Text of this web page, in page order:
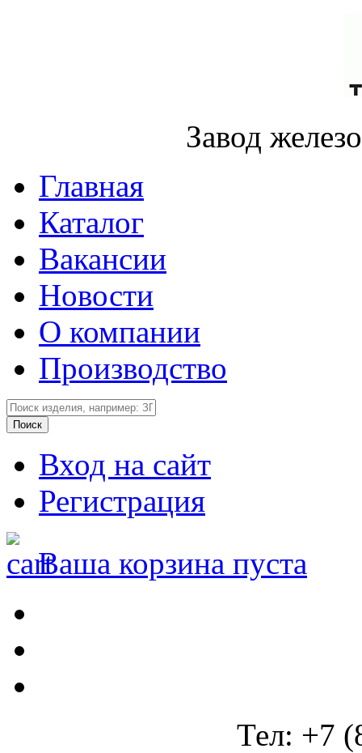
Завод
Главная
Каталог
Вакансии
Новости
О компании
Производство
Вход на сайт
Регистрация
Ваша корзина пуста
Тел: +7